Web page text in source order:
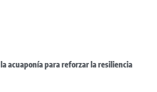
acuaponía para reforzar la resiliencia